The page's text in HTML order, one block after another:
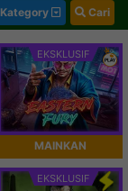
Kategory Cari
EKSKLUSIF
MAINKAN
EKSKLUSIF